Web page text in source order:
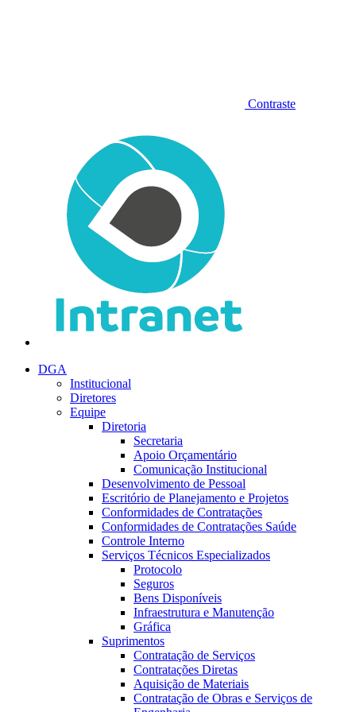
Contraste
DGA
Institucional
Diretores
Equipe
Diretoria
Secretaria
Apoio Orçamentário
Comunicação Institucional
Desenvolvimento de Pessoal
Escritório de Planejamento e Projetos
Conformidades de Contratações
Conformidades de Contratações Saúde
Controle Interno
Serviços Técnicos Especializados
Protocolo
Seguros
Bens Disponíveis
Infraestrutura e Manutenção
Gráfica
Suprimentos
Contratação de Serviços
Contratações Diretas
Aquisição de Materiais
Contratação de Obras e Serviços de